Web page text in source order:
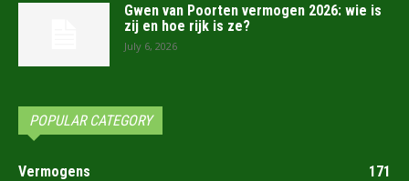
Gwen van Poorten vermogen 2026: wie is
zij en hoe rijk is ze?
July 6, 2026
POPULAR CATEGORY
Vermogens
171